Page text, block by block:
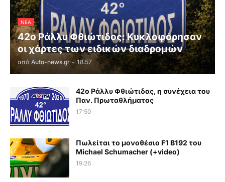
ΝΕΑ
42ο Ράλλυ Φθιώτιδος: Κυκλοφόρησαν
οι χάρτες των ειδικών διαδρομών
από Auto-news.gr - 18:57
42ο Ράλλυ Φθιώτιδας, η συνέχεια του
Παν. Πρωταθλήματος
17:50
Πωλείται το μονοθέσιο F1 B192 του
Michael Schumacher (+video)
19:26